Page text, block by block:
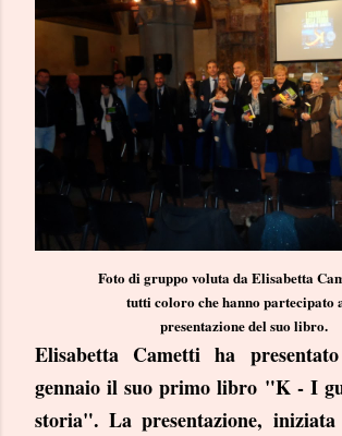
Foto di gruppo voluta da Elisabetta
tutti coloro che hanno partecipato
presentazione del suo libro.
Elisabetta Cametti ha
gennaio il suo primo libro "K - I
storia". La presentazione,